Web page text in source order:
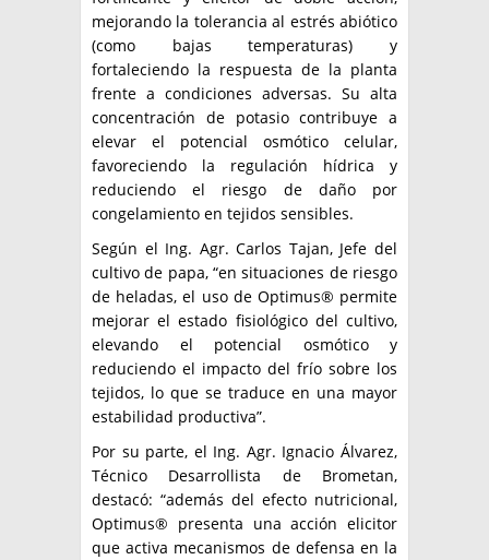
mejorando la tolerancia al estrés abiótico
(como bajas temperaturas) y
fortaleciendo la respuesta de la planta
frente a condiciones adversas. Su alta
concentración de potasio contribuye a
elevar el potencial osmótico celular,
favoreciendo la regulación hídrica y
reduciendo el riesgo de daño por
congelamiento en tejidos sensibles.
Según el Ing. Agr. Carlos Tajan, Jefe del
cultivo de papa, “en situaciones de riesgo
de heladas, el uso de Optimus® permite
mejorar el estado fisiológico del cultivo,
elevando el potencial osmótico y
reduciendo el impacto del frío sobre los
tejidos, lo que se traduce en una mayor
estabilidad productiva”.
Por su parte, el Ing. Agr. Ignacio Álvarez,
Técnico Desarrollista de Brometan,
destacó: “además del efecto nutricional,
Optimus® presenta una acción elicitor
que activa mecanismos de defensa en la